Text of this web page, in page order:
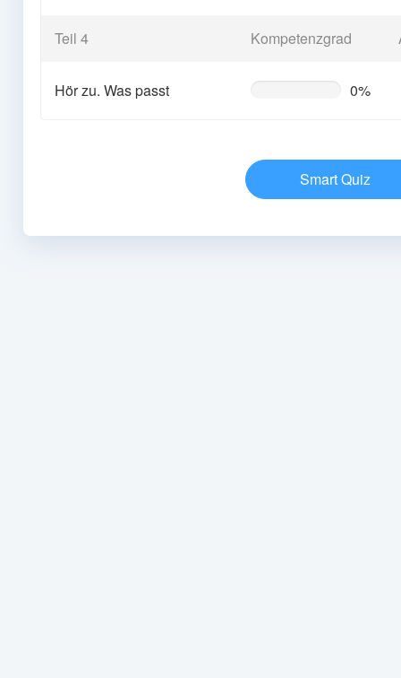
Teil 4 Kompetenzgrad
Hör zu. Was passt 0%
Smart Quiz